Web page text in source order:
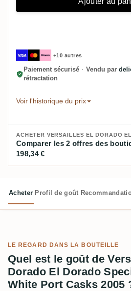
+10 autres
Paiement sécurisé · Vendu par
rétractation
Voir l'historique du prix
Comparer les 2 offres des
198,34 €
Acheter Profil de goût
LE REGARD DANS LA BOUTEILLE
Quel est le goût de
Dorado El Dorado
White Port Casks 2005